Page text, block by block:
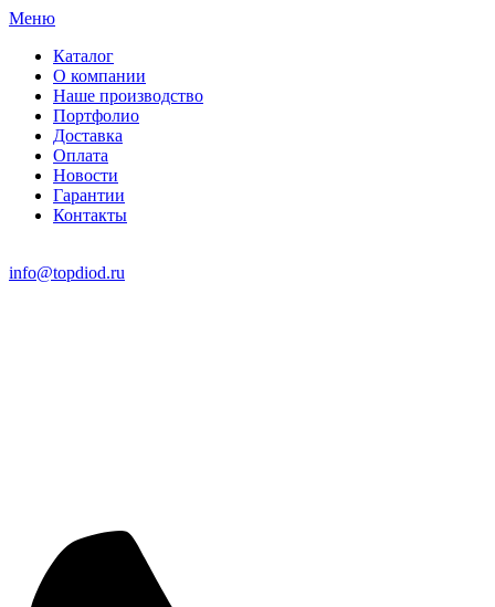
Меню
Каталог
О компании
Наше производство
Портфолио
Доставка
Оплата
Новости
Гарантии
Контакты
info@topdiod.ru